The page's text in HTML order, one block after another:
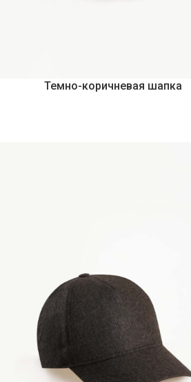
Темно-коричневая шапка